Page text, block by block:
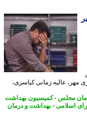
عالیه زمانی کیاسری،
مجلس-کمیسیون بهداشت
-بهداشت و درمان